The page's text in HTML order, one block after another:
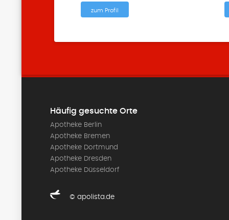
zum Profil
Häufig gesuchte Orte
Apotheke Berlin
Apotheke Bremen
Apotheke Dortmund
Apotheke Dresden
Apotheke Düsseldorf
© apolista.de